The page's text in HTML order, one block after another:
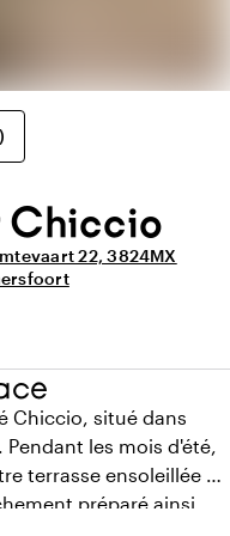
)
Chiccio
22, 3824MX
Chiccio, situé dans
Pendant les mois d'été,
terrasse ensoleillée et
préparé ainsi